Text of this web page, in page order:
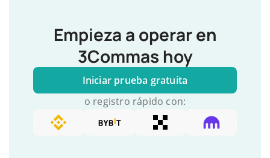
Empieza a operar en
3Commas hoy
Iniciar prueba gratuita
o registro rápido con: